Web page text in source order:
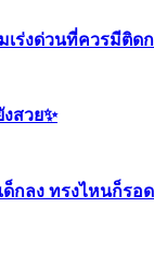
ร่งด่วนที่ควรมีติดก
สวย✨
ด็กลง ทรงไหนก็รอ